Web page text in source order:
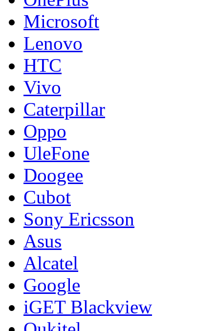
Microsoft
Lenovo
HTC
Vivo
Caterpillar
Oppo
UleFone
Doogee
Cubot
Sony Ericsson
Asus
Alcatel
Google
iGET Blackview